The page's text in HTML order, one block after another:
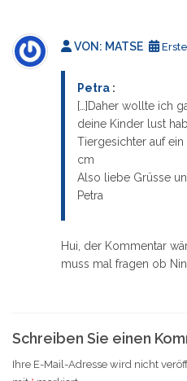
VON: MATSE
Petra :
[…]Daher wollte ich
deine Kinder lust
Tiergesichter auf
cm
Also liebe Grüsse
Petra
Hui, der Kommentar
muss mal fragen ob
Schreiben Sie einen
Ihre E-Mail-Adresse wird nicht